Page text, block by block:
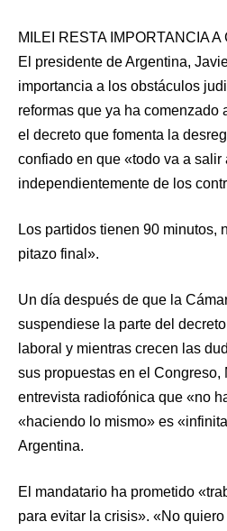
MILEI RESTA IMPORTANCIA
El presidente de Argentina,
importancia a los obstáculos
reformas que ya ha comenzado
el decreto que fomenta la
confiado en que «todo va a salir
independientemente de los
Los partidos tienen 90 minutos,
pitazo final».
Un día después de que la
suspendiese la parte del
laboral y mientras crecen las
sus propuestas en el Congreso,
entrevista radiofónica que «no
«haciendo lo mismo» es
Argentina.
El mandatario ha prometido
para evitar la crisis». «No